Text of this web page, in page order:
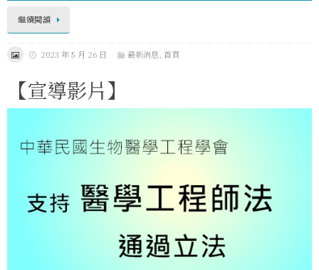
繼續閱讀
2023 年 5 月 26 日 最新消息 首頁
【宣導影片】